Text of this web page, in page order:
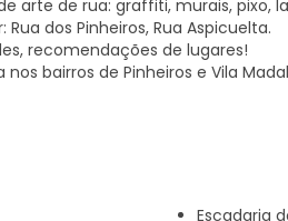
arte de rua: graffiti, murais, pixo,
dos Pinheiros, Rua Aspicuelta.
recomendações de lugares!
bairros de Pinheiros e Vila
mapa exclusivo da região com
secreto com artes de rua!
guias turísticos de São Paulo!
Escadaria